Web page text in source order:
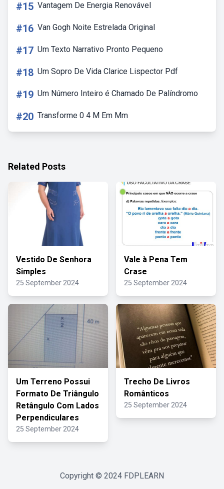
#15 Vantagem De Energia Renovável
#16 Van Gogh Noite Estrelada Original
#17 Um Texto Narrativo Pronto Pequeno
#18 Um Sopro De Vida Clarice Lispector Pdf
#19 Um Número Inteiro é Chamado De Palíndromo
#20 Transforme 0 4 M Em Mm
Related Posts
Vestido De Senhora
Simples
25 September 2024
Vale à Pena Tem
Crase
25 September 2024
Um Terreno Possui
Formato De Triângulo
Retângulo Com Lados
Perpendiculares
25 September 2024
Trecho De Livros
Românticos
25 September 2024
Copyright © 2024 FDPLEARN